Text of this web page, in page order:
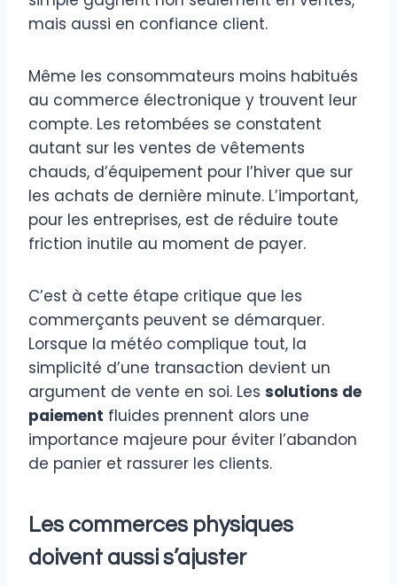
mais aussi en confiance client.
Même les consommateurs moins habitués
au commerce électronique y trouvent leur
compte. Les retombées se constatent
autant sur les ventes de vêtements
chauds, d’équipement pour l’hiver que sur
les achats de dernière minute. L’important,
pour les entreprises, est de réduire toute
friction inutile au moment de payer.
C’est à cette étape critique que les
commerçants peuvent se démarquer.
Lorsque la météo complique tout, la
simplicité d’une transaction devient un
argument de vente en soi. Les solutions de
paiement fluides prennent alors une
importance majeure pour éviter l’abandon
de panier et rassurer les clients.
Les commerces physiques
doivent aussi s’ajuster